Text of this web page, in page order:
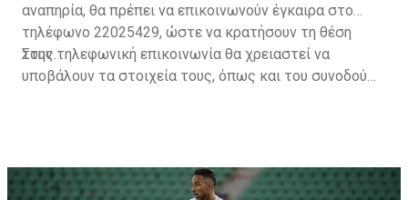
αναπηρία, θα πρέπει να επικοινωνούν έγκαιρα στο
τηλέφωνο 22025429, ώστε να κρατήσουν τη θέση
τους.
Στην τηλεφωνική επικοινωνία θα χρειαστεί να
υποβάλουν τα στοιχεία τους, όπως και του συνοδού